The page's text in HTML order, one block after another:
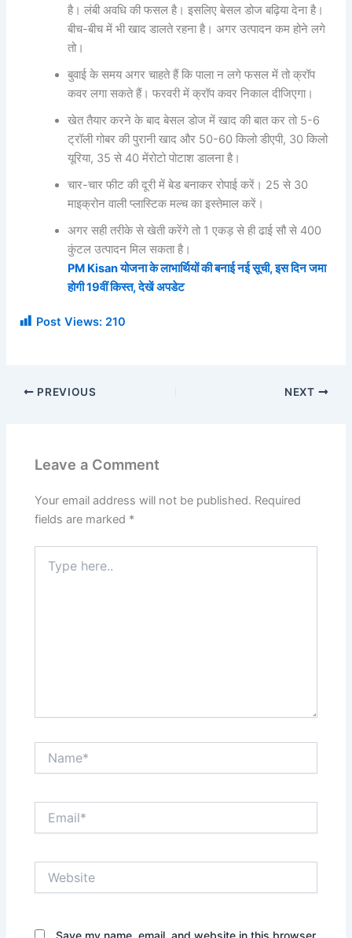
है। लंबी अवधि की फसल है। इसलिए बेसल डोज बढ़िया देना है।
बीच-बीच में भी खाद डालते रहना है। अगर उत्पादन कम होने लगे
तो।
बुवाई के समय अगर चाहते हैं कि पाला न लगे फसल में तो क्रॉप
कवर लगा सकते हैं। फरवरी में क्रॉप कवर निकाल दीजिएगा।
खेत तैयार करने के बाद बेसल डोज में खाद की बात कर तो 5-6
ट्रॉली गोबर की पुरानी खाद और 50-60 किलो डीएपी, 30 किलो
यूरिया, 35 से 40 मेंरोटो पोटाश डालना है।
चार-चार फीट की दूरी में बेड बनाकर रोपाई करें। 25 से 30
माइक्रोन वाली प्लास्टिक मल्च का इस्तेमाल करें।
अगर सही तरीके से खेती करेंगे तो 1 एकड़ से ही ढाई सौ से 400
कुंटल उत्पादन मिल सकता है।
PM Kisan योजना के लाभार्थियों की बनाई नई सूची, इस दिन जमा
होगी 19वीं किस्त, देखें अपडेट
Post Views: 210
PREVIOUS NEXT
Leave a Comment
Your email address will not be published. Required
fields are marked *
here..
Save my name, email, and website in this browser